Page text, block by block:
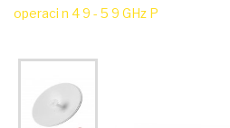
operaci n 4 9 - 5 9 GHz P